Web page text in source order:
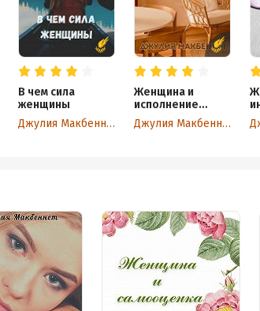
В чем сила
женщины
Джулия Макбеннет
Женщина и
исполнение
желаний
Джулия Макбеннет